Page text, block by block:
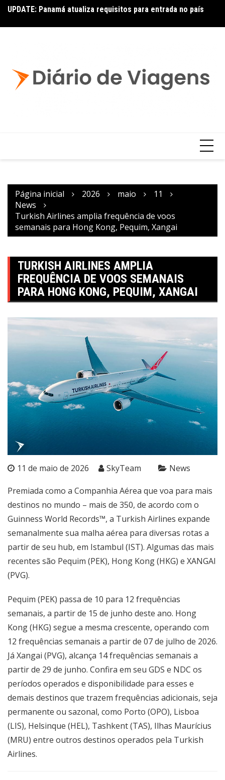
Copa – Atualização: Política de Alterações e Reembolsos
Página inicial 2026 maio
11
News
Turkish Airlines amplia frequência de voos
semanais para Hong Kong, Pequim, Xangai
TURKISH AIRLINES AMPLIA
FREQUÊNCIA DE VOOS SEMANAIS
PARA HONG KONG, PEQUIM, XANGAI
11 de maio de 2026 SkyTeam News
Premiada como a Companhia Aérea que voa para mais
destinos no mundo – mais de 350, de acordo com o
Guinness World Records™, a Turkish Airlines expande
semanalmente sua malha aérea para diversas rotas a
partir de seu hub, em Istambul (IST). Algumas das mais
recentes são Pequim (PEK), Hong Kong (HKG) e XANGAI
(PVG).
Pequim (PEK) passa de 10 para 12 frequências
semanais, a partir de 15 de junho deste ano. Hong
Kong (HKG) segue a mesma crescente, operando com
12 frequências semanais a partir de 07 de julho de 2026.
Já Xangai (PVG), alcança 14 frequências semanais a
partir de 29 de junho. Confira em seu GDS e NDC os
períodos operados e disponibilidade para esses e
demais destinos que trazem frequências adicionais, seja
permanente ou sazonal, como Porto (OPO), Lisboa
(LIS), Helsinque (HEL), Tashkent (TAS), Ilhas Maurícius
(MRU) entre outros destinos operados pela Turkish
Airlines.